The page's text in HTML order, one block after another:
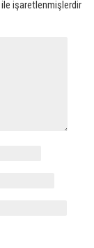
ile işaretlenmişlerdir